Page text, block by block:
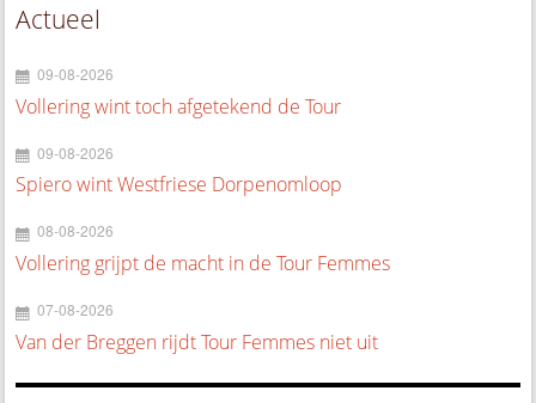
Actueel
09-08-2026
Vollering wint toch afgetekend de Tour
09-08-2026
Spiero wint Westfriese Dorpenomloop
08-08-2026
Vollering grijpt de macht in de Tour Femmes
07-08-2026
Van der Breggen rijdt Tour Femmes niet uit